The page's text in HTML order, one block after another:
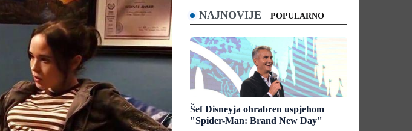
NAJNOVIJE POPULARNO
Šef Disneyja ohrabren uspjehom
"Spider-Man: Brand New Day"